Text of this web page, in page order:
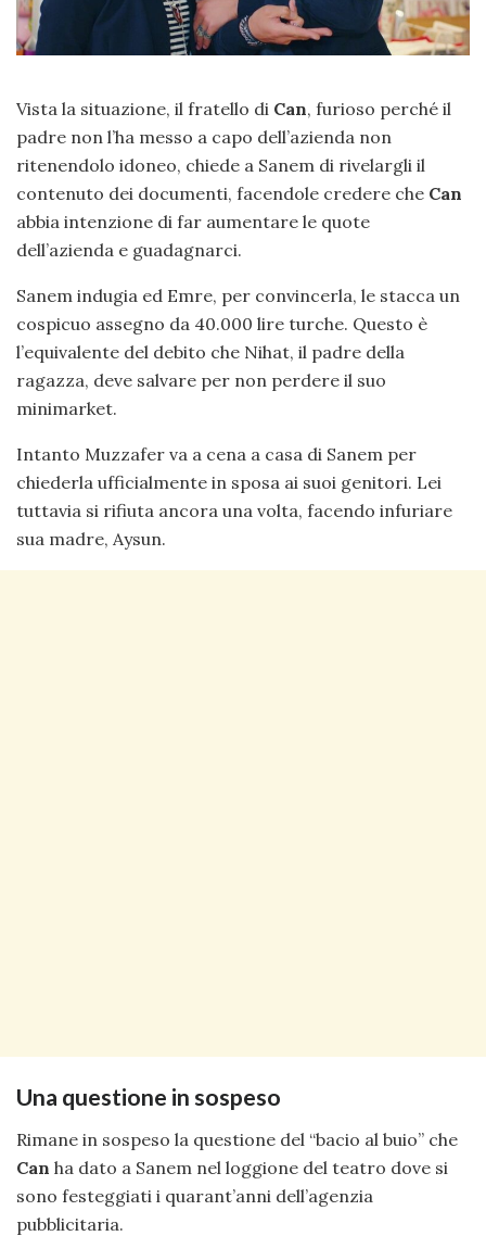
Vista la situazione, il fratello di Can, furioso perché il
padre non l’ha messo a capo dell’azienda non
ritenendolo idoneo, chiede a Sanem di rivelargli il
contenuto dei documenti, facendole credere che Can
abbia intenzione di far aumentare le quote
dell’azienda e guadagnarci.
Sanem indugia ed Emre, per convincerla, le stacca un
cospicuo assegno da 40.000 lire turche. Questo è
l’equivalente del debito che Nihat, il padre della
ragazza, deve salvare per non perdere il suo
minimarket.
Intanto Muzzafer va a cena a casa di Sanem per
chiederla ufficialmente in sposa ai suoi genitori. Lei
tuttavia si rifiuta ancora una volta, facendo infuriare
sua madre, Aysun.
Una questione in sospeso
Rimane in sospeso la questione del “bacio al buio” che
Can ha dato a Sanem nel loggione del teatro dove si
sono festeggiati i quarant’anni dell’agenzia
pubblicitaria.